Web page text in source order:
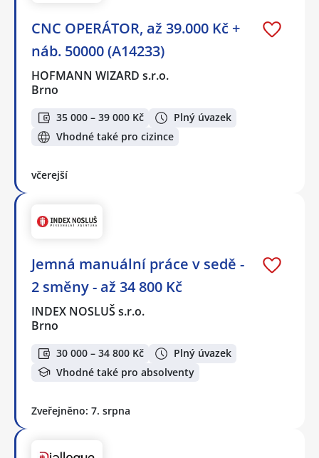
CNC OPERÁTOR, až 39.000 Kč +
náb. 50000 (A14233)
HOFMANN WIZARD s.r.o.
Brno
35 000 – 39 000 Kč
Plný úvazek
Vhodné také pro cizince
včerejší
Jemná manuální práce v sedě -
2 směny - až 34 800 Kč
INDEX NOSLUŠ s.r.o.
Brno
30 000 – 34 800 Kč
Plný úvazek
Vhodné také pro absolventy
Zveřejněno: 7. srpna